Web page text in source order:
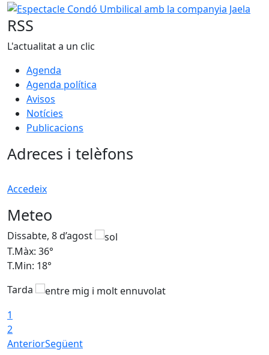
Espectacle Condó Umbilical amb la companyia Jaela
RSS
L'actualitat a un clic
Agenda
Agenda política
Avisos
Notícies
Publicacions
Adreces i telèfons
Accedeix
Meteo
Dissabte, 8 d’agost
T.Màx: 36°
T.Min: 18°
Tarda
1
2
AnteriorSegüent